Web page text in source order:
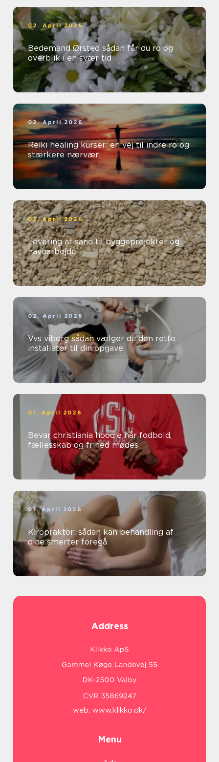
02. April 2026
Bedemand Ørsted sådan får du ro og
overblik i en svær tid
02. April 2026
Reiki healing kurser: en vej til indre ro og
stærkere nærvær
02. April 2026
Levering af sand til byggeprojekter og
havearbejde
02. April 2026
Vvs viborg sådan vælger du den rette
installatør til din opgave
01. April 2026
Bevar christiania hoodie når fodbold,
fællesskab og frihed mødes
01. April 2026
Kiropraktor: sådan kan behandling af
dine smerter foregå
Address
web: www.klikko.dk/
Menu